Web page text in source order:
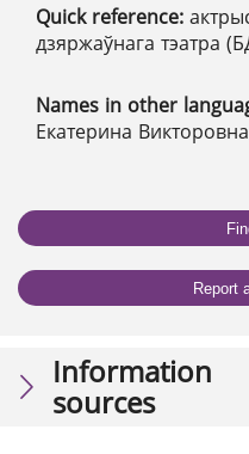
Quick reference:
дзяржаўнага тэатра
Names in other
Екатерина
Report
Information
sources